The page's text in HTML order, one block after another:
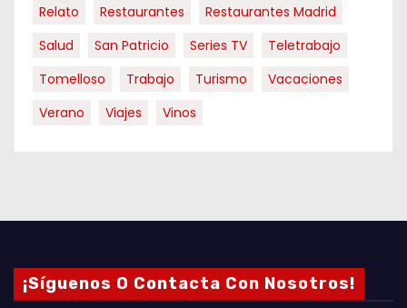
Relato
Restaurantes
Restaurantes Madrid
Salud
San Patricio Series TV
Teletrabajo
Tomelloso
Trabajo Turismo
Vacaciones
Verano
Viajes Vinos
¡Síguenos O Contacta Con Nosotros!